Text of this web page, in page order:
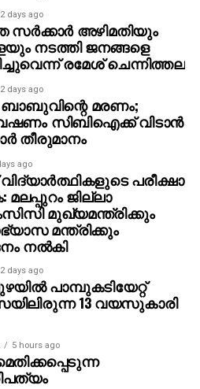
ശ്രമിച്ചതെന്നും കുടുംബം
ജില്ലാ പഞ്ചായത്ത്
പ്രതിയുമായ പി.പി.
റെക്കോര്ഡുകള്
ഗൂഢാലോചന
കോടതി
ഇതിന് പിന്നാലെയാണ്
നേരില്
കണ്ണൂര്പള്ളിക്കുന്നിലെ
മരിച്ച നിലയില്
2 days ago
സര്‍ക്കാര്‍ അഴിമതിയും
നടത്തി ജനങ്ങളെ
രമേശ് ചെന്നിത്തല
2 days ago
മരണം;
സിബിഐക്ക് വിടാന്‍
തീരുമാനം
ago
പരീക്ഷാ
ജില്ലാ
മുഖ്യമന്ത്രിക്കും
മന്ത്രിക്കും
നൽകി
2 days ago
പാമ്പുകടിയേറ്റ്
13 വയസുകാരി
5 hours ago